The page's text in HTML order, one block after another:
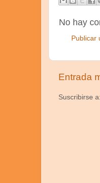
No hay
Publicar
Entrada
Suscribirse a: